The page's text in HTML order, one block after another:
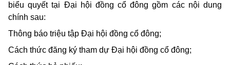
biểu quyết tại Đại hội đồng cổ đông gồm các nội dung
chính sau:
Thông báo triệu tập Đại hội đồng cổ đông;
Cách thức đăng ký tham dự Đại hội đồng cổ đông;